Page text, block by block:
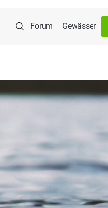
Forum Gewässer